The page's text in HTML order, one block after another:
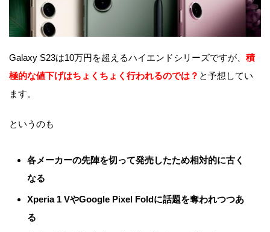
Galaxy S23は10万円を超えるハイエンドシリーズですが、 積
極的な値下げはちょくちょく行われるのでは？ と予想してい
ます。
というのも
各メーカーの先陣を切って発売したため相対的に古く
なる
Xperia 1 VやGoogle Pixel Foldに話題を奪われつつあ
る